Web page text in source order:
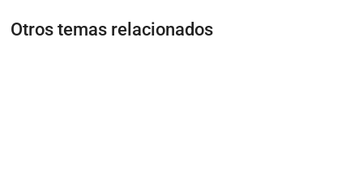
Otros temas relacionados